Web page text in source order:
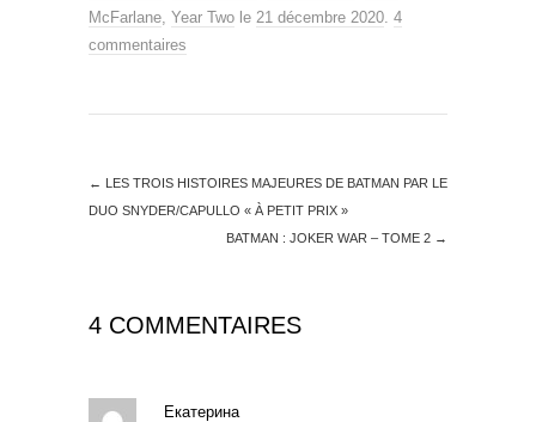
McFarlane Year Two le 21 décembre 2020 4
commentaires
← LES TROIS HISTOIRES MAJEURES DE BATMAN PAR LE
DUO SNYDER/CAPULLO « À PETIT PRIX »
BATMAN : JOKER WAR – TOME 2 →
4 COMMENTAIRES
Екатерина